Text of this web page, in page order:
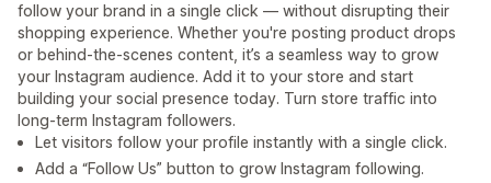
follow your brand in a single click — without disrupting their
shopping experience. Whether you're posting product drops
or behind-the-scenes content, it’s a seamless way to grow
your Instagram audience. Add it to your store and start
building your social presence today. Turn store traffic into
long-term Instagram followers.
Let visitors follow your profile instantly with a single click.
Add a “Follow Us” button to grow Instagram following.